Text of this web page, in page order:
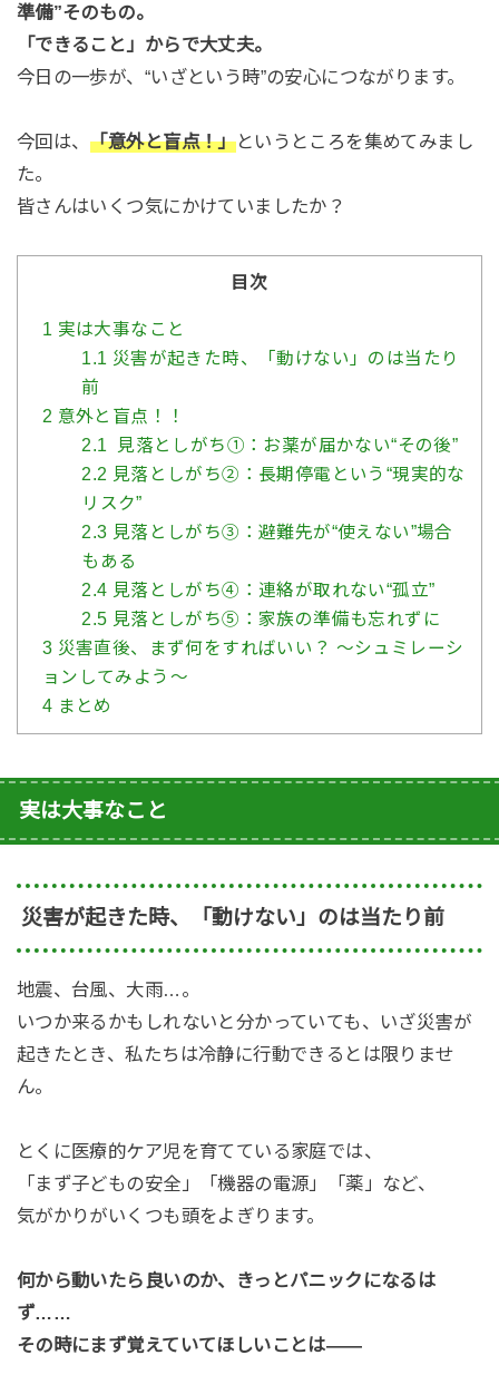
準備”そのもの。
「できること」からで大丈夫。
今日の一歩が、“いざという時”の安心につながります。
今回は、 「意外と盲点！」というところを集めてみまし
た。
皆さんはいくつ気にかけていましたか？
目次
1 実は大事なこと
1.1 災害が起きた時、「動けない」のは当たり
前
2 意外と盲点！！
2.1 見落としがち①：お薬が届かない“その後”
2.2 見落としがち②：長期停電という“現実的な
リスク”
2.3 見落としがち③：避難先が“使えない”場合
もある
2.4 見落としがち④：連絡が取れない“孤立”
2.5 見落としがち⑤：家族の準備も忘れずに
3 災害直後、まず何をすればいい？ 〜シュミレーシ
ョンしてみよう〜
4 まとめ
実は大事なこと
災害が起きた時、「動けない」のは当たり前
地震、台風、大雨…。
いつか来るかもしれないと分かっていても、いざ災害が
起きたとき、私たちは冷静に行動できるとは限りませ
ん。
とくに医療的ケア児を育てている家庭では、
「まず子どもの安全」「機器の電源」「薬」など、
気がかりがいくつも頭をよぎります。
何から動いたら良いのか、きっとパニックになるは
ず……
その時にまず覚えていてほしいことは――